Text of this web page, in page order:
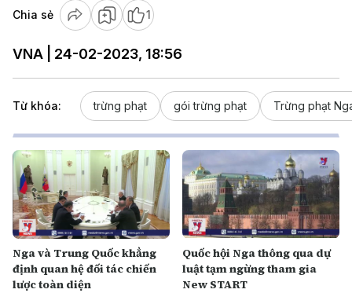
Chia sẻ 1
VNA | 24-02-2023, 18:56
Từ khóa: trừng phạt gói trừng phạt Trừng phạt
Nga và Trung Quốc khẳng
định quan hệ đối tác chiến
lược toàn diện
Quốc hội Nga thông qua dự
luật tạm ngừng tham gia
New START